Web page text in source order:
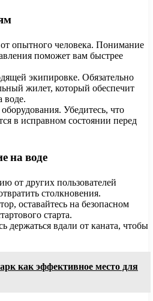
опытного человека. Понимание
поможет вам быстрее
экипировке. Обязательно
жилет, который обеспечит
воде.
Убедитесь, что
в исправном состоянии перед
на воде
от других пользователей
столкновения.
оставайтесь на безопасном
старта.
держаться вдали от каната, чтобы
как эффективное место для